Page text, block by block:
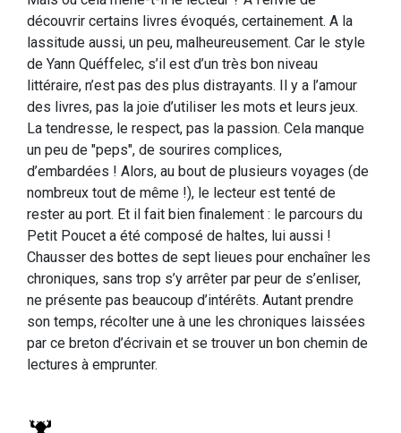
découvrir certains livres évoqués, certainement. A la
lassitude aussi, un peu, malheureusement. Car le style
de Yann Quéffelec, s’il est d’un très bon niveau
littéraire, n’est pas des plus distrayants. Il y a l’amour
des livres, pas la joie d’utiliser les mots et leurs jeux.
La tendresse, le respect, pas la passion. Cela manque
un peu de "peps", de sourires complices,
d’embardées ! Alors, au bout de plusieurs voyages (de
nombreux tout de même !), le lecteur est tenté de
rester au port. Et il fait bien finalement : le parcours du
Petit Poucet a été composé de haltes, lui aussi !
Chausser des bottes de sept lieues pour enchaîner les
chroniques, sans trop s’y arrêter par peur de s’enliser,
ne présente pas beaucoup d’intérêts. Autant prendre
son temps, récolter une à une les chroniques laissées
par ce breton d’écrivain et se trouver un bon chemin de
lectures à emprunter.